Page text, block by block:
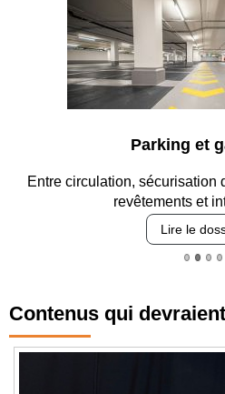
Parking et
Entre circulation, sécurisation
revêtements et
Lire le
Contenus qui